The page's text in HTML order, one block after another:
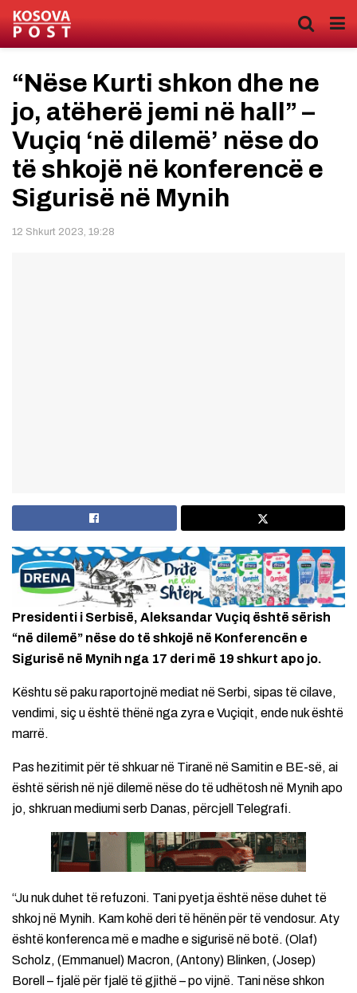
“Nëse Kurti shkon dhe ne
jo, atëherë jemi në hall” –
Vuçiq ‘në dilemë’ nëse do
të shkojë në konferencë e
Sigurisë në Mynih
12 Shkurt 2023, 19:28
Presidenti i Serbisë, Aleksandar Vuçiq është sërish
“në dilemë” nëse do të shkojë në Konferencën e
Sigurisë në Mynih nga 17 deri më 19 shkurt apo jo.
Kështu së paku raportojnë mediat në Serbi, sipas të cilave,
vendimi, siç u është thënë nga zyra e Vuçiqit, ende nuk është
marrë.
Pas hezitimit për të shkuar në Tiranë në Samitin e BE-së, ai
është sërish në një dilemë nëse do të udhëtosh në Mynih apo
jo, shkruan mediumi serb Danas, përcjell Telegrafi.
“Ju nuk duhet të refuzoni. Tani pyetja është nëse duhet të
shkoj në Mynih. Kam kohë deri të hënën për të vendosur. Aty
është konferenca më e madhe e sigurisë në botë. (Olaf)
Scholz, (Emmanuel) Macron, (Antony) Blinken, (Josep)
Borell – fjalë për fjalë të gjithë – po vijnë. Tani nëse shkon